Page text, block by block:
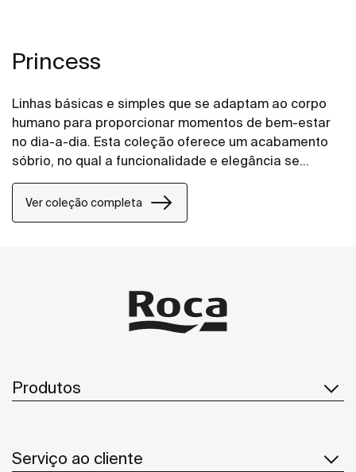
Princess
Linhas básicas e simples que se adaptam ao corpo
humano para proporcionar momentos de bem-estar
no dia-a-dia. Esta coleção oferece um acabamento
sóbrio, no qual a funcionalidade e elegância se
juntam num perfeito e sugestivo equilíbrio. Uma peça
compacta, de alta qualidade e resistência.
Ver coleção completa
Produtos
Serviço ao cliente